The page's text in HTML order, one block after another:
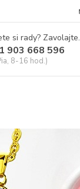
si rady? Zavolajte.
903 668 596
8-16 hod.)